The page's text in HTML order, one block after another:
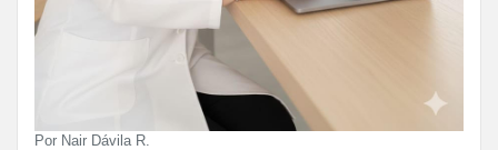
Por Nair Dávila R.